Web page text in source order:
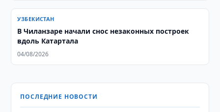
УЗБЕКИСТАН
В Чиланзаре начали снос незаконных построек
вдоль Катартала
04/08/2026
ПОСЛЕДНИЕ НОВОСТИ